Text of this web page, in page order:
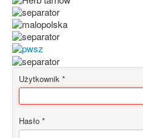
Użytkownik *
Hasło *